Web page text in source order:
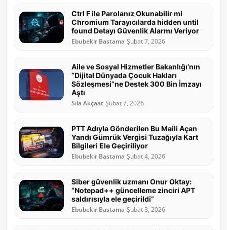
Ctrl F ile Parolanız Okunabilir mi
Chromium Tarayıcılarda hidden until
found Detayı Güvenlik Alarmı Veriyor
Ebubekir Bastama Şubat 7, 2026
Aile ve Sosyal Hizmetler Bakanlığı’nın
“Dijital Dünyada Çocuk Hakları
Sözleşmesi”ne Destek 300 Bin İmzayı
Aştı
Sıla Akçaat Şubat 7, 2026
PTT Adıyla Gönderilen Bu Maili Açan
Yandı Gümrük Vergisi Tuzağıyla Kart
Bilgileri Ele Geçiriliyor
Ebubekir Bastama Şubat 4, 2026
Siber güvenlik uzmanı Onur Oktay:
“Notepad++ güncelleme zinciri APT
saldırısıyla ele geçirildi”
Ebubekir Bastama Şubat 3, 2026